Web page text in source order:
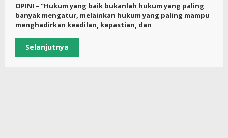
OPINI – “Hukum yang baik bukanlah hukum yang paling
banyak mengatur, melainkan hukum yang paling mampu
menghadirkan keadilan, kepastian, dan
Selanjutnya